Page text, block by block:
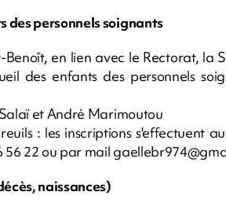
des personnels soignants
en lien avec le Rectorat, la
des enfants des personnels
et André Marimoutou
: les inscriptions s'effectuent
56 22 ou par mail
naissances)